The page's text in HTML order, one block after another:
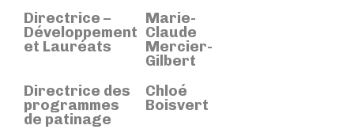
Directrice –
Développement
et Lauréats
Marie-
Claude
Mercier-
Gilbert
Directrice des
programmes
de patinage
Chloé
Boisvert